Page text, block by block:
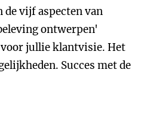
de vijf aspecten van
ontwerpen'
jullie klantvisie. Het
Succes met de